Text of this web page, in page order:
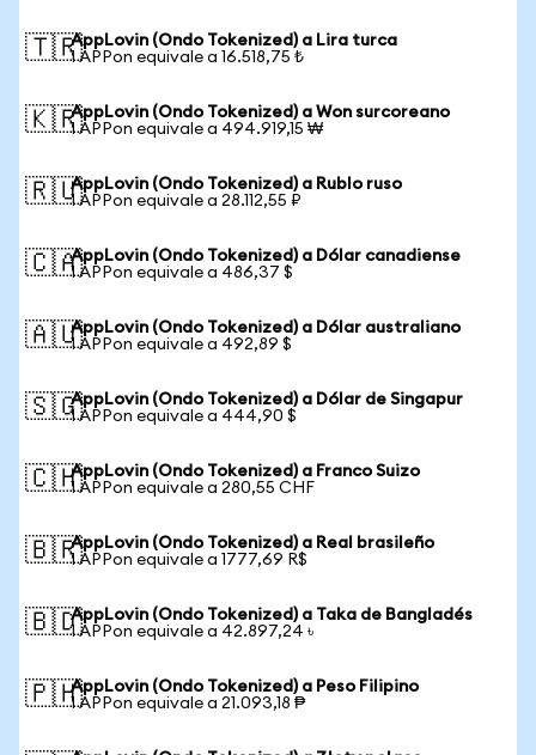
🇹🇷AppLovin (Ondo Tokenized) a Lira turca
1 APPon equivale a 16.518,75 ₺
🇰🇷AppLovin (Ondo Tokenized) a Won surcoreano
1 APPon equivale a 494.919,15 ₩
🇷🇺AppLovin (Ondo Tokenized) a Rublo ruso
1 APPon equivale a 28.112,55 ₽
🇨🇦AppLovin (Ondo Tokenized) a Dólar canadiense
1 APPon equivale a 486,37 $
🇦🇺AppLovin (Ondo Tokenized) a Dólar australiano
1 APPon equivale a 492,89 $
🇸🇬AppLovin (Ondo Tokenized) a Dólar de Singapur
1 APPon equivale a 444,90 $
🇨🇭AppLovin (Ondo Tokenized) a Franco Suizo
1 APPon equivale a 280,55 CHF
🇧🇷AppLovin (Ondo Tokenized) a Real brasileño
1 APPon equivale a 1777,69 R$
🇧🇩AppLovin (Ondo Tokenized) a Taka de Bangladés
1 APPon equivale a 42.897,24 ৳
🇵🇭AppLovin (Ondo Tokenized) a Peso Filipino
1 APPon equivale a 21.093,18 ₱